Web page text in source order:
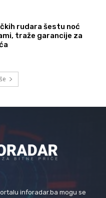
rudara šestu noć
traže garancije za
inforadar.ba mogu se